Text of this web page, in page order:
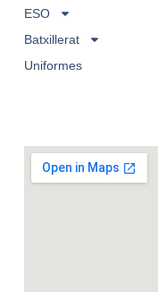
ESO
Batxillerat
Uniformes